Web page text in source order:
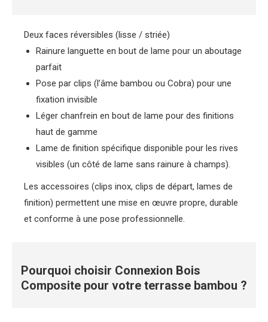
Deux faces réversibles (lisse / striée)
Rainure languette en bout de lame pour un aboutage
parfait
Pose par clips (l’âme bambou ou Cobra) pour une
fixation invisible
Léger chanfrein en bout de lame pour des finitions
haut de gamme
Lame de finition spécifique disponible pour les rives
visibles (un côté de lame sans rainure à champs).
Les accessoires (clips inox, clips de départ, lames de
finition) permettent une mise en œuvre propre, durable
et conforme à une pose professionnelle.
Pourquoi choisir Connexion Bois
Composite pour votre terrasse bambou ?